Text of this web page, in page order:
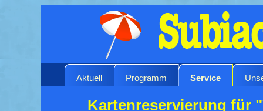
Aktuell Programm Service
Kartenreservierung für